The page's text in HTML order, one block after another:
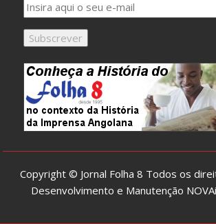
Copyright © Jornal Folha 8 Todos os
Desenvolvimento e Manutenção